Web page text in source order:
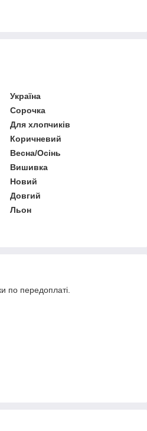
Україна
Сорочка
Для хлопчиків
Коричневий
Весна/Осінь
Вишивка
Новий
Довгий
Льон
по передоплаті.